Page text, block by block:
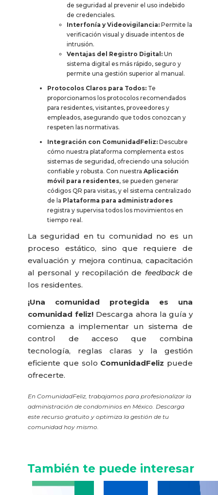
de seguridad al prevenir el uso indebido
de credenciales.
Interfonía y Videovigilancia: Permite la
verificación visual y disuade intentos de
intrusión.
Ventajas del Registro Digital: Un
sistema digital es más rápido, seguro y
permite una gestión superior al manual.
Protocolos Claros para Todos: Te
proporcionamos los protocolos recomendados
para residentes, visitantes, proveedores y
empleados, asegurando que todos conozcan y
respeten las normativas.
Integración con ComunidadFeliz: Descubre
cómo nuestra plataforma complementa estos
sistemas de seguridad, ofreciendo una solución
confiable y robusta. Con nuestraAplicación
móvil para residentes, se pueden generar
códigos QR para visitas, y el sistema centralizado
de la Plataforma para administradores
registra y supervisa todos los movimientos en
tiempo real.
La seguridad en tu comunidad no es un
proceso estático, sino que requiere de
evaluación y mejora continua, capacitación
al personal y recopilación de feedbackde
los residentes.
¡Una comunidad protegida es una
comunidad feliz! Descarga ahora la guía y
comienza a implementar un sistema de
control de acceso que combina
tecnología, reglas claras y la gestión
eficiente que solo ComunidadFeliz puede
ofrecerte.
En ComunidadFeliz, trabajamos para profesionalizar la
administración de condominios en México. Descarga
este recurso gratuito y optimiza la gestión de tu
comunidad hoy mismo.
También te puede interesar